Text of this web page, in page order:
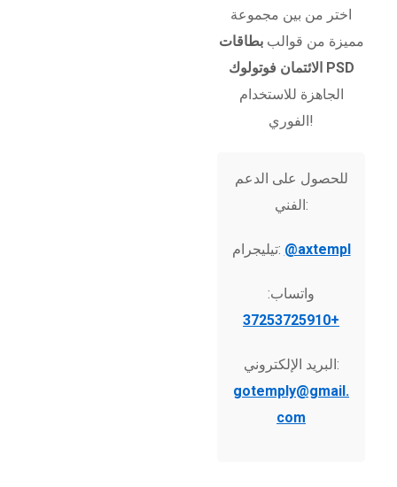
اختر من بين مجموعة
مميزة من قوالببطاقات
الائتمان فوتولوك PSD
الجاهزة للاستخدام
الفوري!
للحصول على الدعم
الفني:
تيليجرام: @axtempl
واتساب:
+37253725910
البريد الإلكتروني:
gotemply@gmail.
com